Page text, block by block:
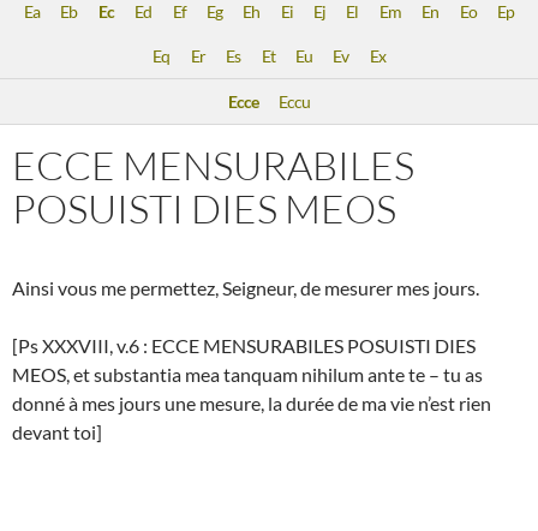
Ea Eb Ec Ed Ef Eg Eh Ei Ej El Em En Eo Ep
Eq Er Es Et Eu Ev Ex
Ecce Eccu
ECCE MENSURABILES
POSUISTI DIES MEOS
Ainsi vous me permettez, Seigneur, de mesurer mes jours.
[Ps XXXVIII, v.6 : ECCE MENSURABILES POSUISTI DIES
MEOS, et substantia mea tanquam nihilum ante te – tu as
donné à mes jours une mesure, la durée de ma vie n’est rien
devant toi]